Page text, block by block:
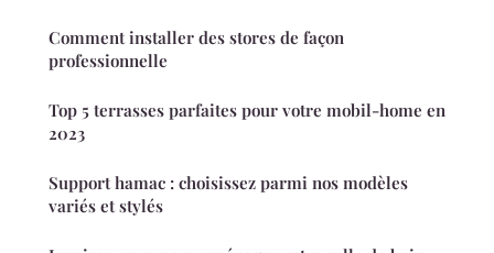
Comment installer des stores de façon
professionnelle
Top 5 terrasses parfaites pour votre mobil-home en
2023
Support hamac : choisissez parmi nos modèles
variés et stylés